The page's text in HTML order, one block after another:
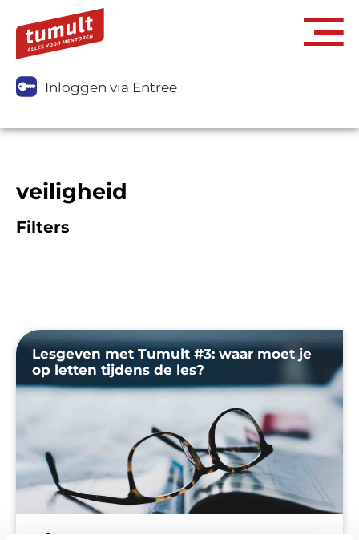
Inloggen via Entree
veiligheid
Filters
Lesgeven met Tumult #3: waar moet je
op letten tijdens de les?